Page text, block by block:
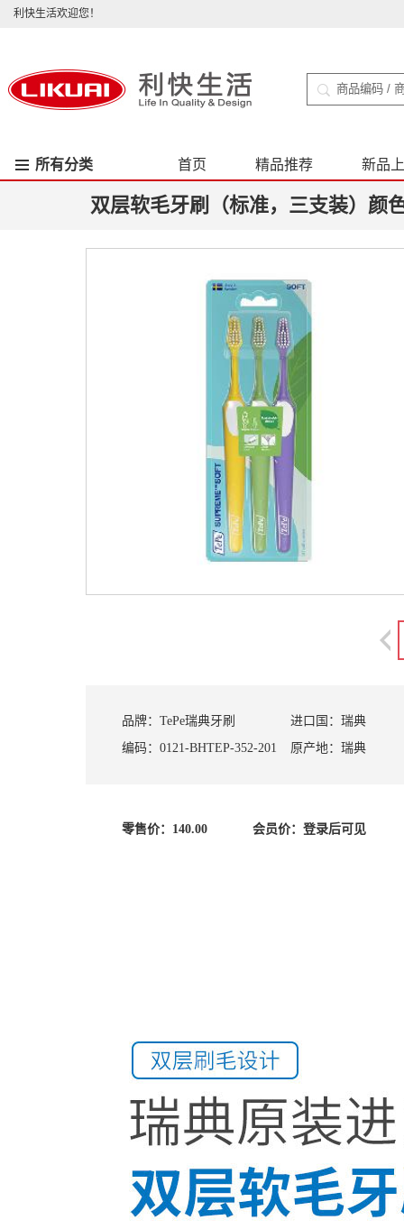
利快生活欢迎您！
所有分类 首页 精品推荐 新品
双层软毛牙刷（标准，三支装）颜
品牌： TePe瑞典牙刷
编码： 0121-BHTEP-352-201
进口国： 瑞典
原产地： 瑞典
零售价： 140.00 会员价： 登录后可见